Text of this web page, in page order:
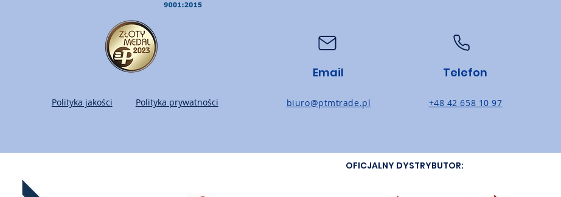
Polityka jakości Polityka prywatności
Email
biuro@ptmtrade.pl
Telefon
+48 42 658 10 97
OFICJALNY DYSTRYBUTOR: